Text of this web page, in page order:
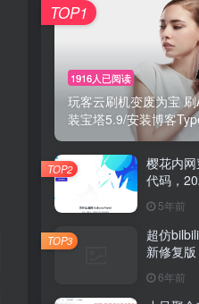
1916人已阅读
玩客云刷机变废为宝
装宝塔5.9/安装博客
TOP1
樱花内
代码，
5年前
TOP2
超仿
新修复
6年前
TOP3
1916人已阅读
玩客云刷机变废为宝
装宝塔5.9/安装博客
TOP1
樱花内
代码，
5年前
TOP2
超仿
新修复
6年前
TOP3